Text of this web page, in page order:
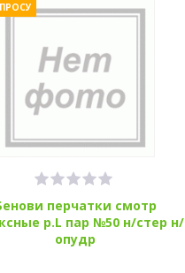
перчатки смотр
р.L пар №50 н/стер н/
опудр